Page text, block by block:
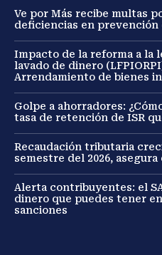
Ve por Más recibe multas
deficiencias en prevención
Impacto de la reforma a la
lavado de dinero
Arrendamiento de bienes
Golpe a ahorradores:
tasa de retención de ISR
Recaudación tributaria
semestre del 2026, asegura
Alerta contribuyentes: el
dinero que puedes tener
sanciones